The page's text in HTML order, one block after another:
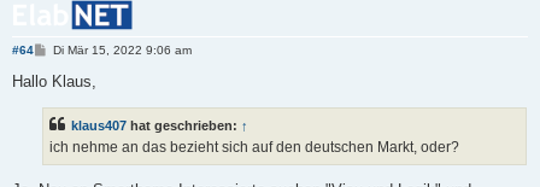
#64
B
r
a
Di Mär 15, 2022 9:06 am
Hallo Klaus,
klaus407 hat geschrieben: ↑
ich nehme an das bezieht sich auf den deutschen Markt, oder?